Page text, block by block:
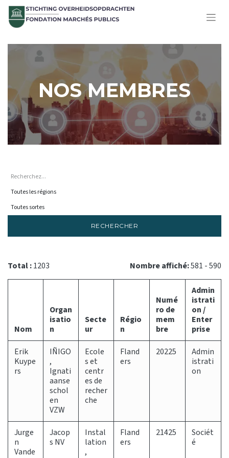
NOS MEMBRES
RECHERCHER
Total :1203 Nombre affiché:581 - 590
Nom
Organ
isatio
n
Secte
ur
Régio
n
Numé
ro de
mem
bre
Admin
istrati
on /
Enter
prise
Erik
Kuype
rs
IÑIGO
,
Ignati
aanse
schol
en
VZW
Ecole
s et
centr
es de
recher
che
Fland
ers
20225
Admin
istrati
on
Jurge
n
Vande
Jacop
s NV
Instal
lation
,
Fland
ers
21425
Sociét
é